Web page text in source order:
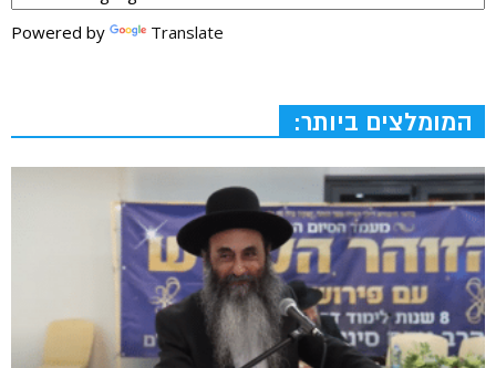
Powered by Translate
המומלצים ביותר: